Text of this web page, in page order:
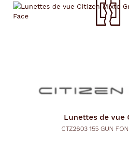
Lunettes de vue
CTZ2603 155 GUN